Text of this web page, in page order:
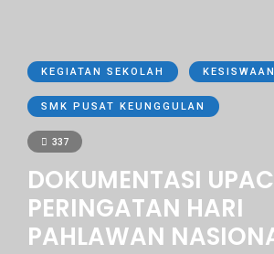
KEGIATAN SEKOLAH KESISWAAN
SMK PUSAT KEUNGGULAN
337
DOKUMENTASI
PERINGATAN HARI
PAHLAWAN